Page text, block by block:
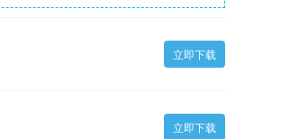
立即下载
立即下载